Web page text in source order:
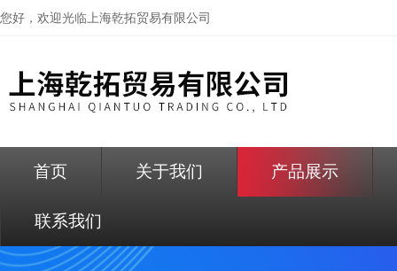
您好，欢迎光临上海乾拓贸易有限公司
首页 关于我们 产品展示
联系我们